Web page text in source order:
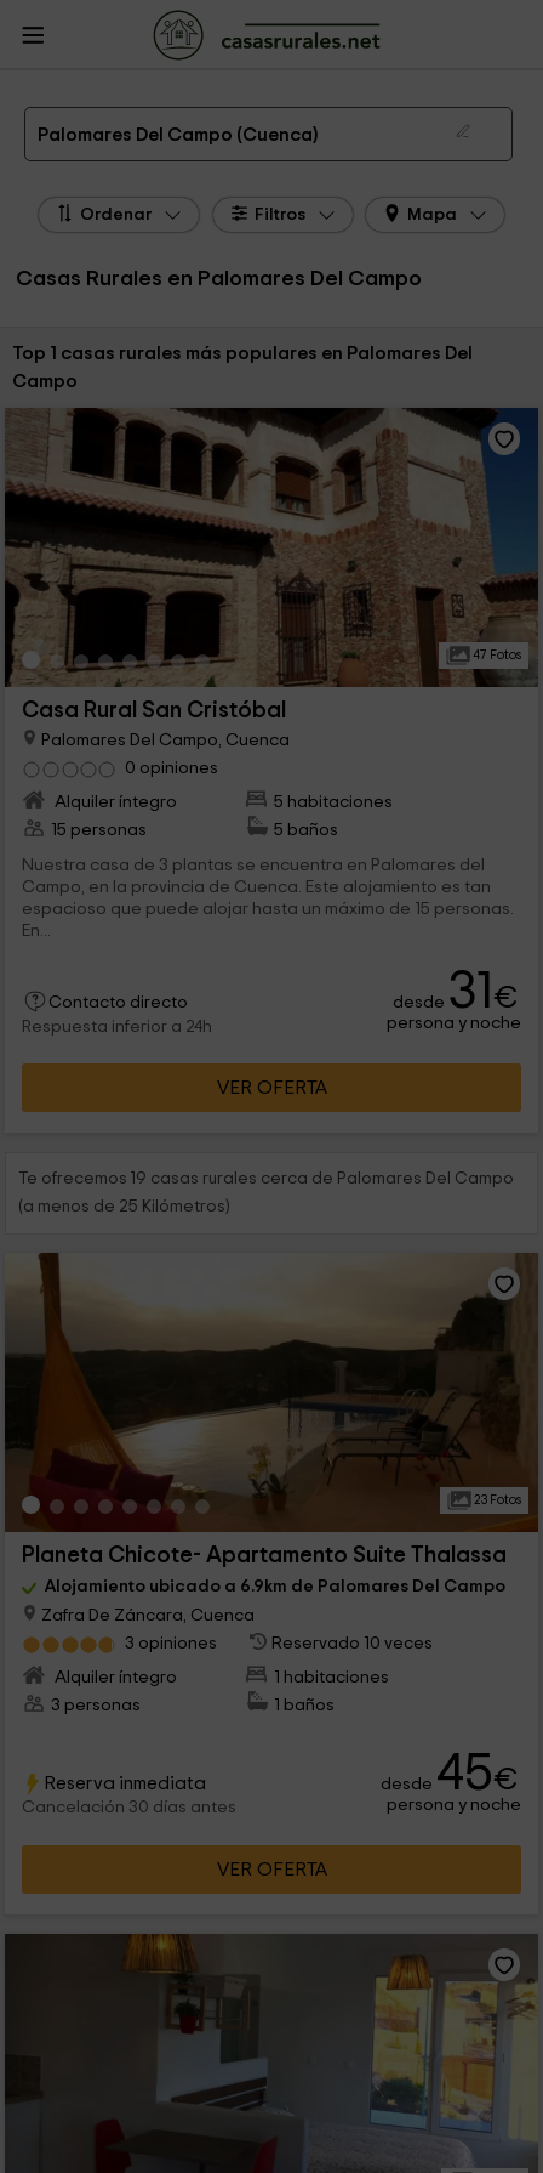
Casas Rurales
Rurales Cuenca
Casas Rurales Palomares Del Campo
Las 1 mejores casas rurales en Palomares Del Campo de 2026
Palomares Del Campo (Cuenca)
Ordenar Filtros Mapa
Casas Rurales en Palomares Del Campo
Ordenar por:
Top 1 casas rurales más populares en Palomares Del
Campo
47 Fotos
Casa Rural San Cristóbal
Palomares Del Campo, Cuenca
0 opiniones
Alquiler íntegro
5 habitaciones
15 personas
5 baños
Nuestra casa de 3 plantas se encuentra en Palomares del
Campo, en la provincia de Cuenca. Este alojamiento es tan
espacioso que puede alojar hasta un máximo de 15 personas.
En...
Contacto directo
Respuesta inferior a 24h
desde 31€
persona y noche
VER OFERTA
Te ofrecemos 19 casas rurales cerca de Palomares Del Campo
(a menos de 25 Kilómetros)
23 Fotos
Planeta Chicote- Apartamento Suite Thalassa
Alojamiento ubicado a 6.9km de Palomares Del Campo
Zafra De Záncara, Cuenca
3 opiniones
Reservado 10 veces
Alquiler íntegro
1 habitaciones
3 personas
1 baños
Reserva inmediata
Cancelación 30 días antes
desde 45€
persona y noche
VER OFERTA